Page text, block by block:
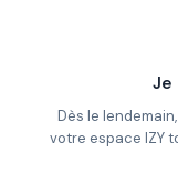
Je
Dès le
votre espace IZY